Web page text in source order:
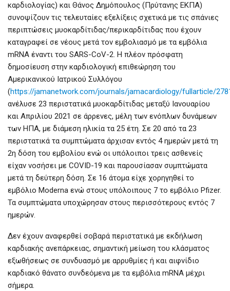
καρδιολογίας) και Θάνος Δημόπουλος (Πρύτανης ΕΚΠΑ)
συνοψίζουν τις τελευταίες εξελίξεις σχετικά με τις σπάνιες
περιπτώσεις μυοκαρδίτιδας/περικαρδίτιδας που έχουν
καταγραφεί σε νέους μετά τον εμβολιασμό με τα εμβόλια
mRNA έναντι του SARS-CoV-2. Η πλέον πρόσφατη
δημοσίευση στην καρδιολογική επιθεώρηση του
Αμερικανικού Ιατρικού Συλλόγου
(https://jamanetwork.com/journals/jamacardiology/fullarticle/
ανέλυσε 23 περιστατικά μυοκαρδίτιδας μεταξύ Ιανουαρίου
και Απριλίου 2021 σε άρρενες, μέλη των ενόπλων δυνάμεων
των ΗΠΑ, με διάμεση ηλικία τα 25 έτη. Σε 20 από τα 23
περιστατικά τα συμπτώματα άρχισαν εντός 4 ημερών μετά τη
2η δόση του εμβολίου ενώ οι υπόλοιποι τρεις ασθενείς
είχαν νοσήσει με COVID-19 και παρουσίασαν συμπτώματα
μετά τη δεύτερη δόση. Σε 16 άτομα είχε χορηγηθεί το
εμβόλιο Moderna ενώ στους υπόλοιπους 7 το εμβόλιο Pfizer.
Τα συμπτώματα υποχώρησαν στους περισσότερους εντός 7
ημερών.
Δεν έχουν αναφερθεί σοβαρά περιστατικά με εκδήλωση
καρδιακής ανεπάρκειας, σημαντική μείωση του κλάσματος
εξωθήσεως σε συνδυασμό με αρρυθμίες ή και αιφνίδιο
καρδιακό θάνατο συνδεόμενα με τα εμβόλια mRNA μέχρι
σήμερα.